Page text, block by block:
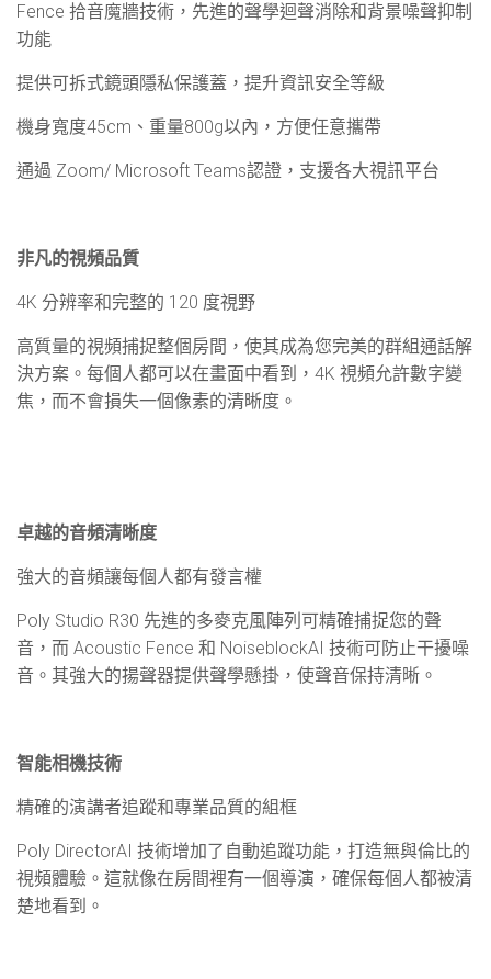
Fence 拾音魔牆技術，先進的聲學迴聲消除和背景噪聲抑制
功能
提供可拆式鏡頭隱私保護蓋，提升資訊安全等級
機身寬度45cm 、重量800g以內，方便任意攜帶
通過 Zoom/ Microsoft Teams認證，支援各大視訊平台
非凡的視頻品質
4K 分辨率和完整的 120 度視野
高質量的視頻捕捉整個房間，使其成為您完美的群組通話解
決方案。每個人都可以在畫面中看到， 4K 視頻允許數字變
焦，而不會損失一個像素的清晰度。
卓越的音頻清晰度
強大的音頻讓每個人都有發言權
Poly Studio R30 先進的多麥克風陣列可精確捕捉您的聲
音，而 Acoustic Fence 和 NoiseblockAI 技術可防止干擾噪
音。其強大的揚聲器提供聲學懸掛，使聲音保持清晰。
智能相機技術
精確的演講者追蹤和專業品質的組框
Poly DirectorAI 技術增加了自動追蹤功能，打造無與倫比的
視頻體驗。這就像在房間裡有一個導演，確保每個人都被清
楚地看到。